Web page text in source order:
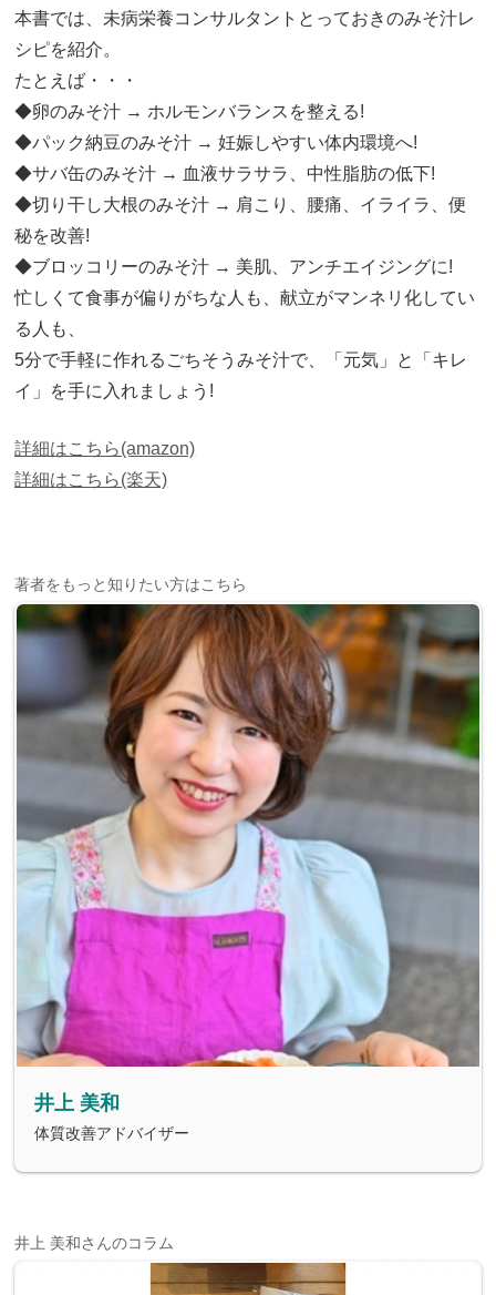
本書では、未病栄養コンサルタントとっておきのみそ汁レ
シピを紹介。
たとえば・・・
◆卵のみそ汁 → ホルモンバランスを整える!
◆パック納豆のみそ汁 → 妊娠しやすい体内環境へ!
◆サバ缶のみそ汁 → 血液サラサラ、中性脂肪の低下!
◆切り干し大根のみそ汁 → 肩こり、腰痛、イライラ、便
秘を改善!
◆ブロッコリーのみそ汁 → 美肌、アンチエイジングに!
忙しくて食事が偏りがちな人も、献立がマンネリ化してい
る人も、
5分で手軽に作れるごちそうみそ汁で、「元気」と「キレ
イ」を手に入れましょう!
詳細はこちら(amazon)
詳細はこちら(楽天)
著者をもっと知りたい方はこちら
井上 美和
体質改善アドバイザー
井上 美和さんのコラム